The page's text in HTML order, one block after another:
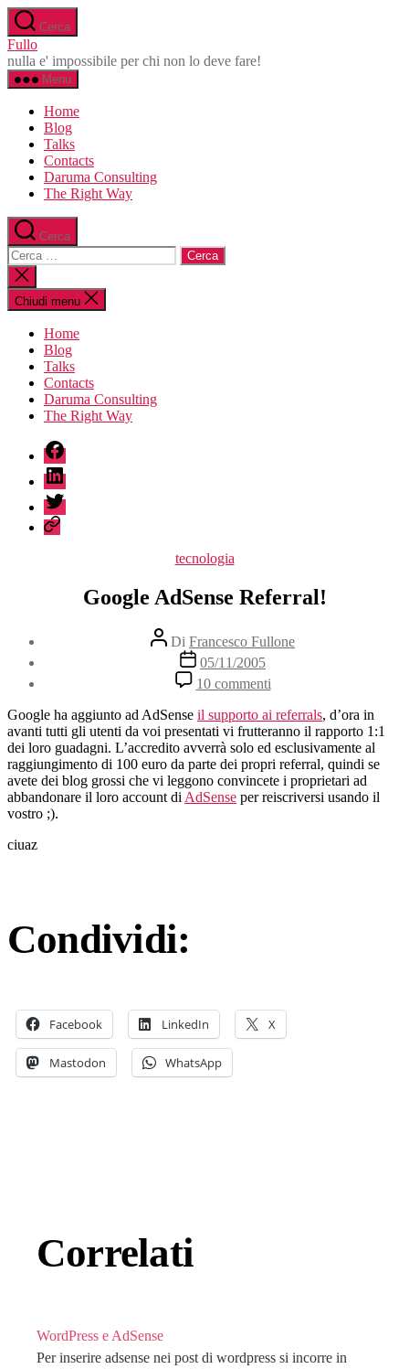
Salta
al
contenuto
Cerca
Fullo
nulla e' impossibile per chi non lo deve fare!
Menu
Home
Blog
Talks
Contacts
Daruma Consulting
The Right Way
Cerca
Cerca:
Chiudi
la
ricerca
Chiudi menu
Home
Blog
Talks
Contacts
Daruma Consulting
The Right Way
fb
linkedin
twitter
sessionize
Categorie
tecnologia
Google AdSense Referral!
Autore
articolo
Di Francesco Fullone
Data
dell'articolo
05/11/2005
10 commentisu
Google
AdSense
Referral!
Google ha aggiunto ad AdSense il supporto ai referrals, d’ora in
avanti tutti gli utenti da voi presentati vi frutteranno il rapporto 1:1
dei loro guadagni. L’accredito avverrà solo ed esclusivamente al
raggiungimento di 100 euro da parte dei propri referral, quindi se
avete dei blog grossi che vi leggono convincete i proprietari ad
abbandonare il loro account di AdSense per reiscriversi usando il
vostro ;).
ciuaz
Condividi:
Facebook LinkedIn X
Mastodon WhatsApp
Correlati
WordPress e AdSense
Per inserire adsense nei post di wordpress si incorre in